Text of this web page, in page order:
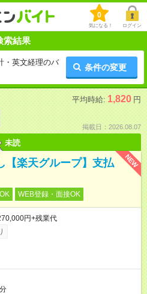
0
気になる！ ログイン
索結果
・英文経理のバ
条件の変更
平均時給: 1,820 円
掲載日：2026.08.07
未読
NEW
【楽天グループ】支払
WEB登録・面接OK
円+残業代